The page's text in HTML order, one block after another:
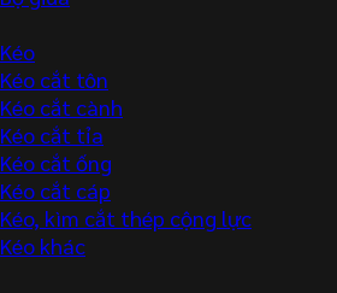
Kéo
Kéo cắt tôn
Kéo cắt cành
Kéo cắt tỉa
Kéo cắt ống
Kéo cắt cáp
Kéo, kìm cắt thép cộng lực
Kéo khác